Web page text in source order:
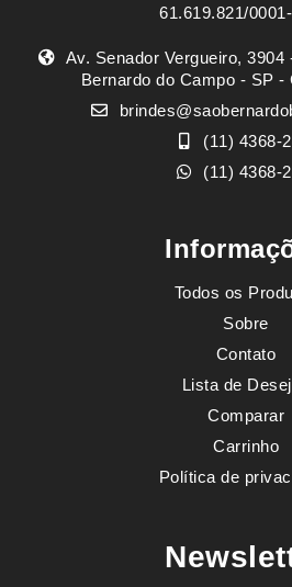
61.619.821/
Av. Senador Vergueiro,
Bernardo do Campo - SP -
(11) 4368-
(11) 4368-
Todos os
Sobre
Contato
Lista de
Comparar
Carrinho
Política de